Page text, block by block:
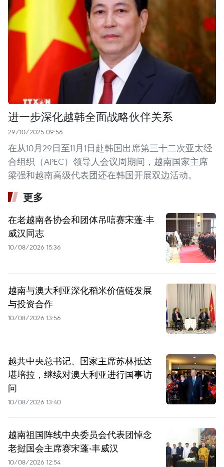
进一步深化越韩全面战略伙伴关系
29/10/2025 09:56
在从10月29日至11月1日赴韩国出席第三十二次亚太经
合组织（APEC）领导人会议周期间，越南国家主席
梁强和越南高级代表团还在韩国开展双边活动。
更多
在老越南各协会和团体吊唁赛宋蓬·丰
威汉同志
10/08/2026 15:36
越南与澳大利亚深化稻米价值链发展
与投资合作
10/08/2026 13:56
越共中央总书记、国家主席苏林抵达
堪培拉，继续对澳大利亚进行国事访
问
10/08/2026 13:40
越南祖国阵线中央委员会代表团悼念
老挝国会主席赛宋蓬·丰威汉
10/08/2026 12:54